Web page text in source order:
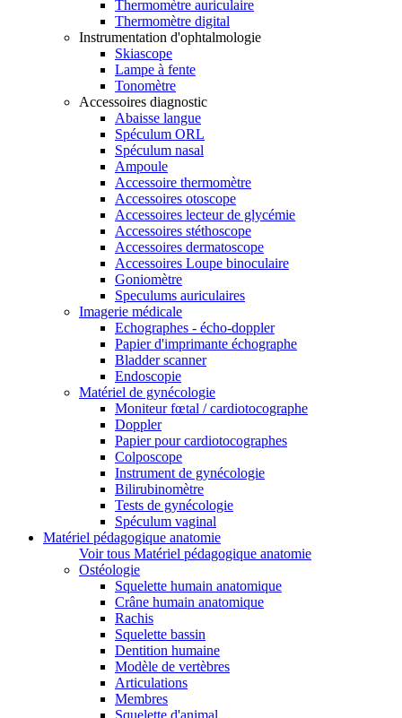
Thermomètre auriculaire
Thermomètre digital
Instrumentation d'ophtalmologie
Skiascope
Lampe à fente
Tonomètre
Accessoires diagnostic
Abaisse langue
Spéculum ORL
Spéculum nasal
Ampoule
Accessoire thermomètre
Accessoires otoscope
Accessoires lecteur de glycémie
Accessoires stéthoscope
Accessoires dermatoscope
Accessoires Loupe binoculaire
Goniomètre
Speculums auriculaires
Imagerie médicale
Echographes - écho-doppler
Papier d'imprimante échographe
Bladder scanner
Endoscopie
Matériel de gynécologie
Moniteur fœtal / cardiotocographe
Doppler
Papier pour cardiotocographes
Colposcope
Instrument de gynécologie
Bilirubinomètre
Tests de gynécologie
Spéculum vaginal
Matériel pédagogique anatomie
Voir tous Matériel pédagogique anatomie
Ostéologie
Squelette humain anatomique
Crâne humain anatomique
Rachis
Squelette bassin
Dentition humaine
Modèle de vertèbres
Articulations
Membres
Squelette d'animal